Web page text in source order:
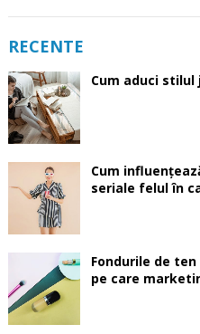
RECENTE
Cum aduci
Cum
seriale felul în
Fondurile de
pe care